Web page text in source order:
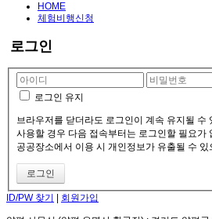
HOME
체험비행신청
로그인
로그인 유지
브라우저를 닫더라도 로그인이 계속 유지될 수
사용할 경우 다음 접속부터는 로그인할 필요가
공공장소에서 이용 시 개인정보가 유출될 수
ID/PW 찾기 회원가입